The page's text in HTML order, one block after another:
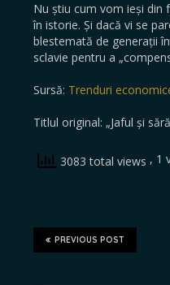
Nu știu cum vom ieși din
în istorie. Și dacă vi se
blestemată de generații
sclavie pentru a
Sursă: Trenduri
Titlul original: „Jaful și
3083 total views , 1
PREVIOUS POST